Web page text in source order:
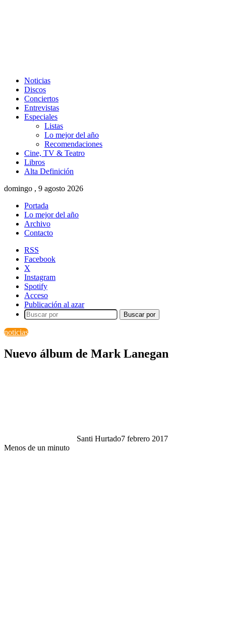
Noticias
Discos
Conciertos
Entrevistas
Especiales
Listas
Lo mejor del año
Recomendaciones
Cine, TV & Teatro
Libros
Alta Definición
domingo , 9 agosto 2026
Portada
Lo mejor del año
Archivo
Contacto
RSS
Facebook
X
Instagram
Spotify
Acceso
Publicación al azar
Buscar por
noticias
Nuevo álbum de Mark Lanegan
Santi Hurtado7 febrero 2017
Menos de un minuto